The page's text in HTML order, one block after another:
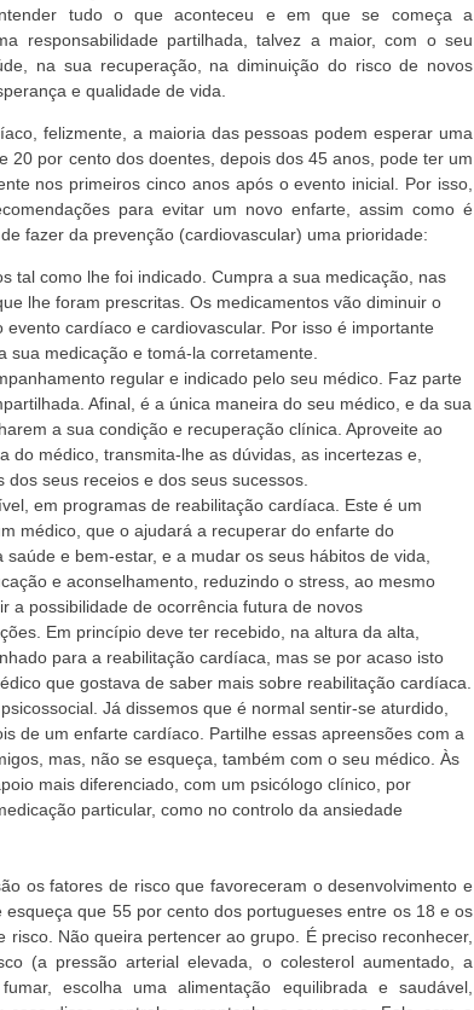
tudo o que aconteceu e em que se começa a
responsabilidade partilhada, talvez a maior, com o seu
na sua recuperação, na diminuição do risco de novos
e qualidade de vida.
felizmente, a maioria das pessoas podem esperar uma
20 por cento dos doentes, depois dos 45 anos, pode ter um
nos primeiros cinco anos após o evento inicial. Por isso,
para evitar um novo enfarte, assim como é
fazer da prevenção (cardiovascular) uma prioridade:
tal como lhe foi indicado. Cumpra a sua medicação, nas
lhe foram prescritas. Os medicamentos vão diminuir o
evento cardíaco e cardiovascular. Por isso é importante
sua medicação e tomá-la corretamente.
regular e indicado pelo seu médico. Faz parte
Afinal, é a única maneira do seu médico, e da sua
a sua condição e recuperação clínica. Aproveite ao
do médico, transmita-lhe as dúvidas, as incertezas e,
seus receios e dos seus sucessos.
em programas de reabilitação cardíaca. Este é um
médico, que o ajudará a recuperar do enfarte do
e bem-estar, e a mudar os seus hábitos de vida,
e aconselhamento, reduzindo o stress, ao mesmo
a possibilidade de ocorrência futura de novos
Em princípio deve ter recebido, na altura da alta,
para a reabilitação cardíaca, mas se por acaso isto
que gostava de saber mais sobre reabilitação cardíaca.
Já dissemos que é normal sentir-se aturdido,
de um enfarte cardíaco. Partilhe essas apreensões com a
mas, não se esqueça, também com o seu médico. Às
mais diferenciado, com um psicólogo clínico, por
particular, como no controlo da ansiedade
os fatores de risco que favoreceram o desenvolvimento e
que 55 por cento dos portugueses entre os 18 e os
Não queira pertencer ao grupo. É preciso reconhecer,
(a pressão arterial elevada, o colesterol aumentado, a
escolha uma alimentação equilibrada e saudável,